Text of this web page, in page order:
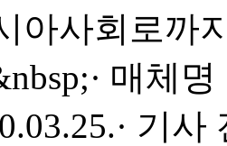
아사회로까
매체
기사